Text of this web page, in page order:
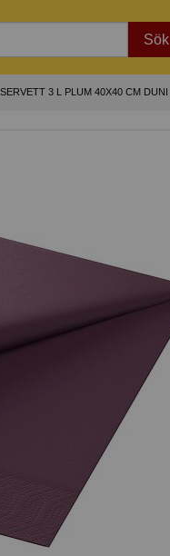
Sök
SERVETT 3 L PLUM 40X40 CM DUNI